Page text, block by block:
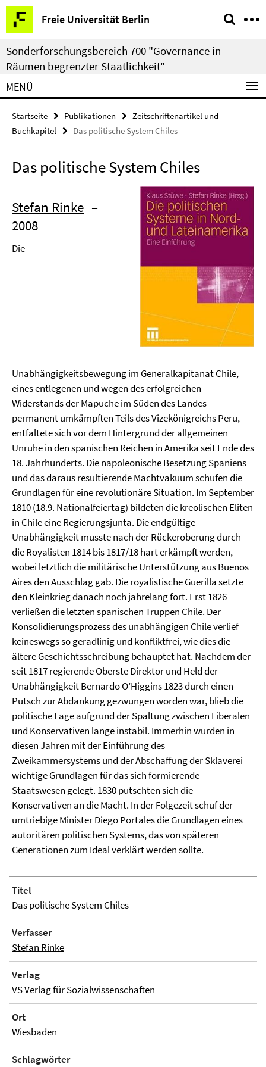
Springe
direkt
zu
Inhalt
Freie Universität Berlin
Service-
Navigation
Sonderforschungsbereich 700 "Governance in
Räumen begrenzter Staatlichkeit"
MENÜ
Startseite Publikationen
Zeitschriftenartikel und
Buchkapitel
Das politische System Chiles
Das politische System Chiles
Stefan Rinke –
2008
Die
Unabhängigkeitsbewegung im Generalkapitanat Chile,
eines entlegenen und wegen des erfolgreichen
Widerstands der Mapuche im Süden des Landes
permanent umkämpften Teils des Vizekönigreichs Peru,
entfaltete sich vor dem Hintergrund der allgemeinen
Unruhe in den spanischen Reichen in Amerika seit Ende des
18. Jahrhunderts. Die napoleonische Besetzung Spaniens
und das daraus resultierende Machtvakuum schufen die
Grundlagen für eine revolutionäre Situation. Im September
1810 (18.9. Nationalfeiertag) bildeten die kreolischen Eliten
in Chile eine Regierungsjunta. Die endgültige
Unabhängigkeit musste nach der Rückeroberung durch
die Royalisten 1814 bis 1817/18 hart erkämpft werden,
wobei letztlich die militärische Unterstützung aus Buenos
Aires den Ausschlag gab. Die royalistische Guerilla setzte
den Kleinkrieg danach noch jahrelang fort. Erst 1826
verließen die letzten spanischen Truppen Chile. Der
Konsolidierungsprozess des unabhängigen Chile verlief
keineswegs so geradlinig und konfliktfrei, wie dies die
ältere Geschichtsschreibung behauptet hat. Nachdem der
seit 1817 regierende Oberste Direktor und Held der
Unabhängigkeit Bernardo O’Higgins 1823 durch einen
Putsch zur Abdankung gezwungen worden war, blieb die
politische Lage aufgrund der Spaltung zwischen Liberalen
und Konservativen lange instabil. Immerhin wurden in
diesen Jahren mit der Einführung des
Zweikammersystems und der Abschaffung der Sklaverei
wichtige Grundlagen für das sich formierende
Staatswesen gelegt. 1830 putschten sich die
Konservativen an die Macht. In der Folgezeit schuf der
umtriebige Minister Diego Portales die Grundlagen eines
autoritären politischen Systems, das von späteren
Generationen zum Ideal verklärt werden sollte.
Titel
Das politische System Chiles
Verfasser
Stefan Rinke
Verlag
VS Verlag für Sozialwissenschaften
Ort
Wiesbaden
Schlagwörter